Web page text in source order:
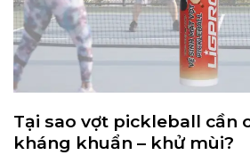
Tại sao vợt pickleball cần
kháng khuẩn – khử mùi?